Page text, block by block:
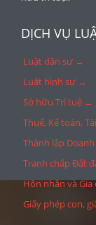
DỊCH VỤ
Luật dân sự →
Luật hình sự →
Sở hữu Trí tuệ →
Thuế, Kế toán,
Thành lập
Tranh chấp Đất
Hôn nhân và
Giấy phép con,